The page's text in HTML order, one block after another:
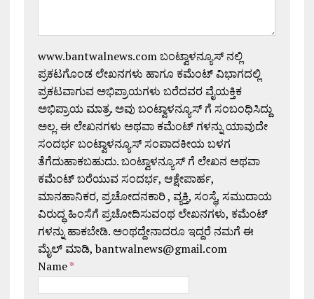
www.bantwalnews.com ಬಂಟ್ವಾಳನ್ಯೂಸ್ ನಲ್ಲಿ
ಪ್ರಕಟಗೊಂಡ ಲೇಖನಗಳು ಹಾಗೂ ಕಮೆಂಟ್ ವಿಭಾಗದಲ್ಲಿ
ಪ್ರಕಟವಾಗುವ ಅಭಿಪ್ರಾಯಗಳು ಬರೆದವರ ವೈಯಕ್ತಿಕ
ಅಭಿಪ್ರಾಯ ಮಾತ್ರ. ಅವು ಬಂಟ್ವಾಳನ್ಯೂಸ್ ಗೆ ಸಂಬಂಧಿಸಿದ್ದು
ಅಲ್ಲ. ಈ ಲೇಖನಗಳು ಅಥವಾ ಕಮೆಂಟ್ ಗಳನ್ನು ಯಾವುದೇ
ಸಂದರ್ಭ ಬಂಟ್ವಾಳನ್ಯೂಸ್ ಸಂಪಾದಕೀಯ ಬಳಗ
ತೆಗೆದುಹಾಕಬಹುದು. ಬಂಟ್ವಾಳನ್ಯೂಸ್ ಗೆ ಲೇಖನ ಅಥವಾ
ಕಮೆಂಟ್ ಬರೆಯುವ ಸಂದರ್ಭ, ಆಕ್ಷೇಪಾರ್ಹ,
ಮಾನಹಾನಿಕರ, ಪ್ರಚೋದನಕಾರಿ , ವ್ಯಕ್ತಿ, ಸಂಸ್ಥೆ, ಸಮುದಾಯ
ವಿರುದ್ಧ ಹಿಂಸೆಗೆ ಪ್ರಚೋದಿಸುವಂಥ ಲೇಖನಗಳು, ಕಮೆಂಟ್
ಗಳನ್ನು ಹಾಕಬೇಡಿ. ಅಂಥದ್ದೇನಾದರೂ ಇದ್ದರೆ ನಮಗೆ ಈ
ಮೈಲ್ ಮಾಡಿ, bantwalnews@gmail.com
Name*